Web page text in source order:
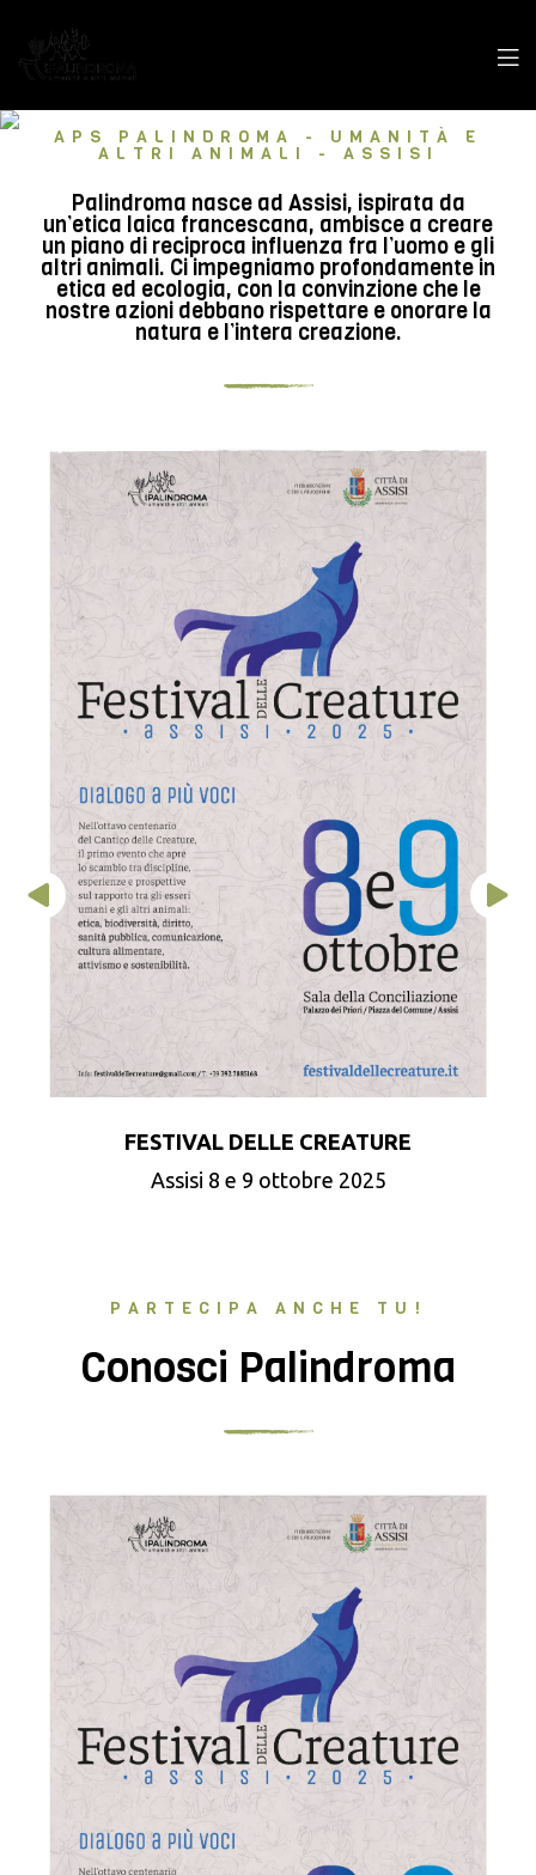
APS PALINDROMA - UMANITÀ E
ALTRI ANIMALI - ASSISI
Palindroma nasce ad Assisi, ispirata da
un’etica laica francescana, ambisce a creare
un piano di reciproca influenza fra l’uomo e gli
altri animali. Ci impegniamo profondamente in
etica ed ecologia, con la convinzione che le
nostre azioni debbano rispettare e onorare la
natura e l’intera creazione.
FESTIVAL DELLE CREATURE
Assisi 8 e 9 ottobre 2025
PARTECIPA ANCHE TU!
Conosci Palindroma